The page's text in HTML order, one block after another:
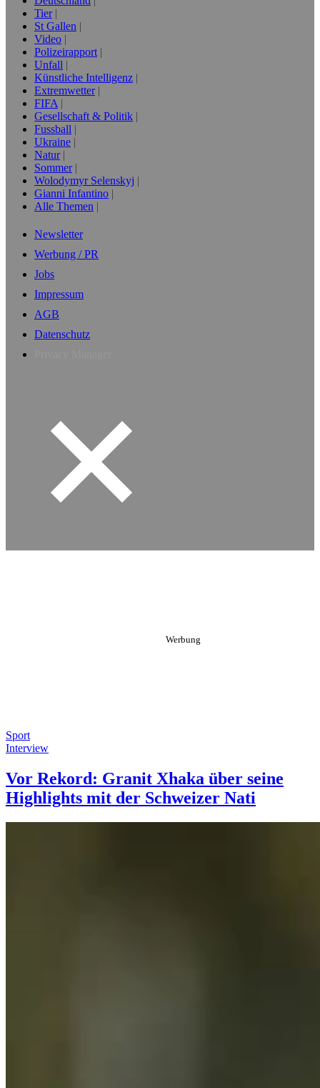
Tier
St Gallen
Video
Polizeirapport
Unfall
Künstliche Intelligenz
Extremwetter
FIFA
Gesellschaft & Politik
Fussball
Ukraine
Natur
Sommer
Wolodymyr Selenskyj
Gianni Infantino
Alle Themen
Newsletter
Werbung / PR
Jobs
Impressum
AGB
Datenschutz
Sport
Interview
Vor Rekord: Granit Xhaka über seine
Highlights mit der Schweizer Nati